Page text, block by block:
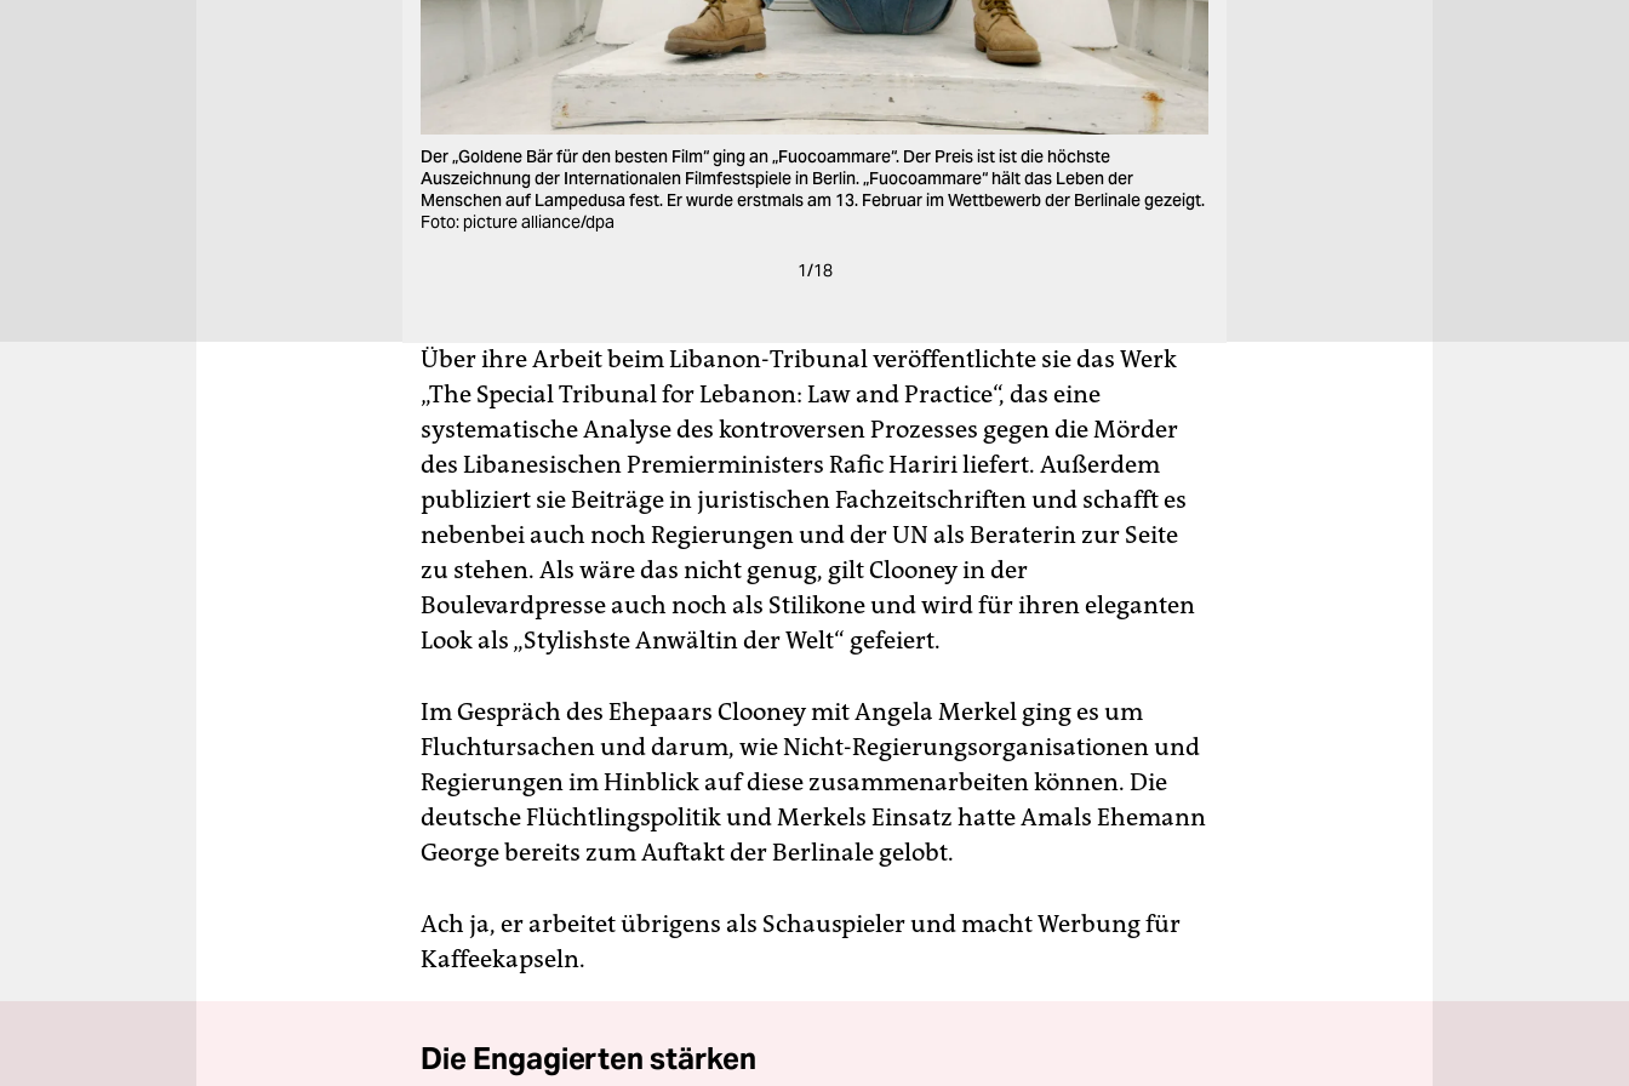
Der „Goldene Bär für den besten Film“ ging an „Fuocoammare“. Der Preis ist ist die höchste
Auszeichnung der Internationalen Filmfestspiele in Berlin. „Fuocoammare“ hält das Leben der
Menschen auf Lampedusa fest. Er wurde erstmals am 13. Februar im Wettbewerb der Berlinale gezeigt.
Foto: picture alliance/dpa
1/18
Über ihre Arbeit beim Libanon-Tribunal veröffentlichte sie das Werk
„The Special Tribunal for Lebanon: Law and Practice“, das eine
systematische Analyse des kontroversen Prozesses gegen die Mörder
des Libanesischen Premierministers Rafic Hariri liefert. Außerdem
publiziert sie Beiträge in juristischen Fachzeitschriften und schafft es
nebenbei auch noch Regierungen und der UN als Beraterin zur Seite
zu stehen. Als wäre das nicht genug, gilt Clooney in der
Boulevardpresse auch noch als Stilikone und wird für ihren eleganten
Look als „Stylishste Anwältin der Welt“ gefeiert.
Im Gespräch des Ehepaars Clooney mit Angela Merkel ging es um
Fluchtursachen und darum, wie Nicht-Regierungsorganisationen und
Regierungen im Hinblick auf diese zusammenarbeiten können. Die
deutsche Flüchtlingspolitik und Merkels Einsatz hatte Amals Ehemann
George bereits zum Auftakt der Berlinale gelobt.
Ach ja, er arbeitet übrigens als Schauspieler und macht Werbung für
Kaffeekapseln.
Die Engagierten stärken